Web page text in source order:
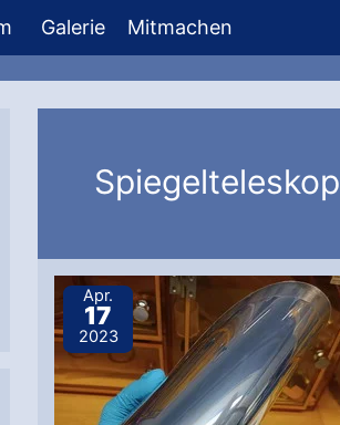
Galerie Mitmachen
Spiegelteleskop
Apr.
17
2023